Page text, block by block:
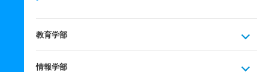
教育学部
情報学部